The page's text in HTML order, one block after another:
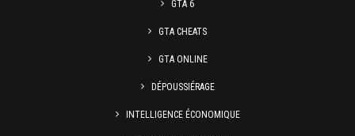
GTA 6
GTA CHEATS
GTA ONLINE
DÉPOUSSIÉRAGE
INTELLIGENCE ÉCONOMIQUE